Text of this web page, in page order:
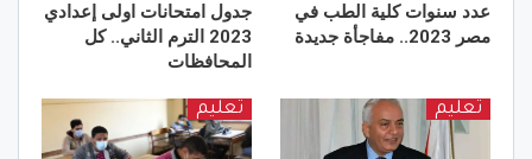
عدد سنوات كلية الطب في
مصر 2023.. مفاجأة جديدة
جدول امتحانات اولى إعدادي
2023 الترم الثاني.. كل
المحافظات
تعليم تعليم